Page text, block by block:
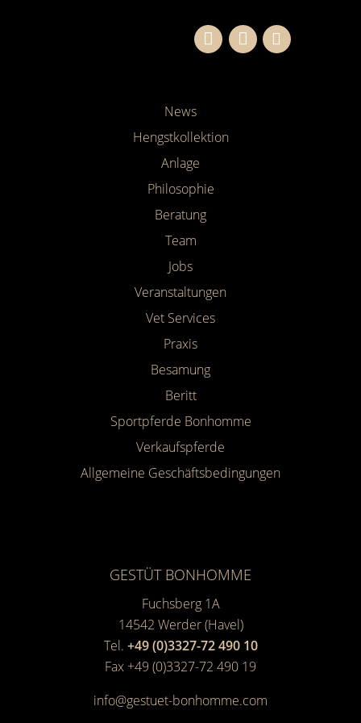
News
Hengstkollektion
Anlage
Philosophie
Beratung
Team
Jobs
Veranstaltungen
Vet Services
Praxis
Besamung
Beritt
Sportpferde Bonhomme
Verkaufspferde
Allgemeine Geschäfts­bedingungen
GESTÜT BONHOMME
Fuchsberg 1A
14542 Werder (Havel)
Tel. +49 (0)3327-72 490 10
Fax +49 (0)3327-72 490 19
info@gestuet-bonhomme.com